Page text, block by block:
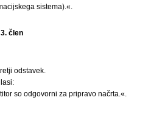
sistema).«.
3. člen
odstavek.
so odgovorni za pripravo načrta.«.